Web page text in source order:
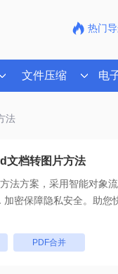
热门
文件压缩 电
法
文档转图片方法
法方案，采用智能对象
持一键批量处理， 全链路 SSL 加密保障隐私安全
PDF合并